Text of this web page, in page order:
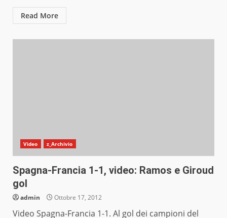
Read More
Video z_Archivio
Spagna-Francia 1-1, video: Ramos e Giroud
gol
admin Ottobre 17, 2012
Video Spagna-Francia 1-1. Al gol dei campioni del